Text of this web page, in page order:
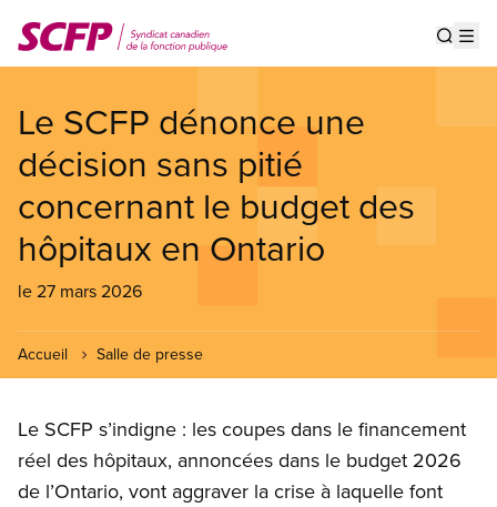
au
contenu
Le SCFP dénonce une
décision sans pitié
concernant le budget des
hôpitaux en Ontario
le 27 mars 2026
Accueil Salle de presse
Le SCFP s’indigne : les coupes dans le financement
réel des hôpitaux, annoncées dans le budget 2026
de l’Ontario, vont aggraver la crise à laquelle font